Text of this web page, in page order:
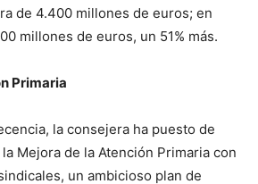
de 4.400 millones de euros; en
millones de euros, un 51% más.
Primaria
la consejera ha puesto de
Mejora de la Atención Primaria con
un ambicioso plan de